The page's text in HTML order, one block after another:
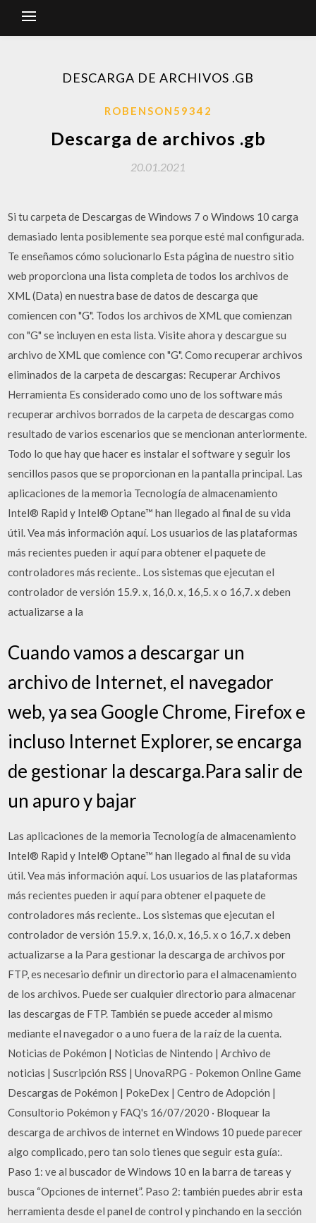
DESCARGA DE ARCHIVOS .GB
ROBENSON59342
Descarga de archivos .gb
20.01.2021
Si tu carpeta de Descargas de Windows 7 o Windows 10 carga
demasiado lenta posiblemente sea porque esté mal configurada.
Te enseñamos cómo solucionarlo Esta página de nuestro sitio
web proporciona una lista completa de todos los archivos de
XML (Data) en nuestra base de datos de descarga que
comiencen con "G". Todos los archivos de XML que comienzan
con "G" se incluyen en esta lista. Visite ahora y descargue su
archivo de XML que comience con "G". Como recuperar archivos
eliminados de la carpeta de descargas: Recuperar Archivos
Herramienta Es considerado como uno de los software más
recuperar archivos borrados de la carpeta de descargas como
resultado de varios escenarios que se mencionan anteriormente.
Todo lo que hay que hacer es instalar el software y seguir los
sencillos pasos que se proporcionan en la pantalla principal. Las
aplicaciones de la memoria Tecnología de almacenamiento
Intel® Rapid y Intel® Optane™ han llegado al final de su vida
útil. Vea más información aquí. Los usuarios de las plataformas
más recientes pueden ir aquí para obtener el paquete de
controladores más reciente.. Los sistemas que ejecutan el
controlador de versión 15.9. x, 16,0. x, 16,5. x o 16,7. x deben
actualizarse a la
Cuando vamos a descargar un
archivo de Internet, el navegador
web, ya sea Google Chrome, Firefox e
incluso Internet Explorer, se encarga
de gestionar la descarga.Para salir de
un apuro y bajar
Las aplicaciones de la memoria Tecnología de almacenamiento
Intel® Rapid y Intel® Optane™ han llegado al final de su vida
útil. Vea más información aquí. Los usuarios de las plataformas
más recientes pueden ir aquí para obtener el paquete de
controladores más reciente.. Los sistemas que ejecutan el
controlador de versión 15.9. x, 16,0. x, 16,5. x o 16,7. x deben
actualizarse a la Para gestionar la descarga de archivos por
FTP, es necesario definir un directorio para el almacenamiento
de los archivos. Puede ser cualquier directorio para almacenar
las descargas de FTP. También se puede acceder al mismo
mediante el navegador o a uno fuera de la raíz de la cuenta.
Noticias de Pokémon | Noticias de Nintendo | Archivo de
noticias | Suscripción RSS | UnovaRPG - Pokemon Online Game
Descargas de Pokémon | PokeDex | Centro de Adopción |
Consultorio Pokémon y FAQ's 16/07/2020 · Bloquear la
descarga de archivos de internet en Windows 10 puede parecer
algo complicado, pero tan solo tienes que seguir esta guía:.
Paso 1: ve al buscador de Windows 10 en la barra de tareas y
busca “Opciones de internet”. Paso 2: también puedes abrir esta
herramienta desde el panel de control y pinchando en la sección